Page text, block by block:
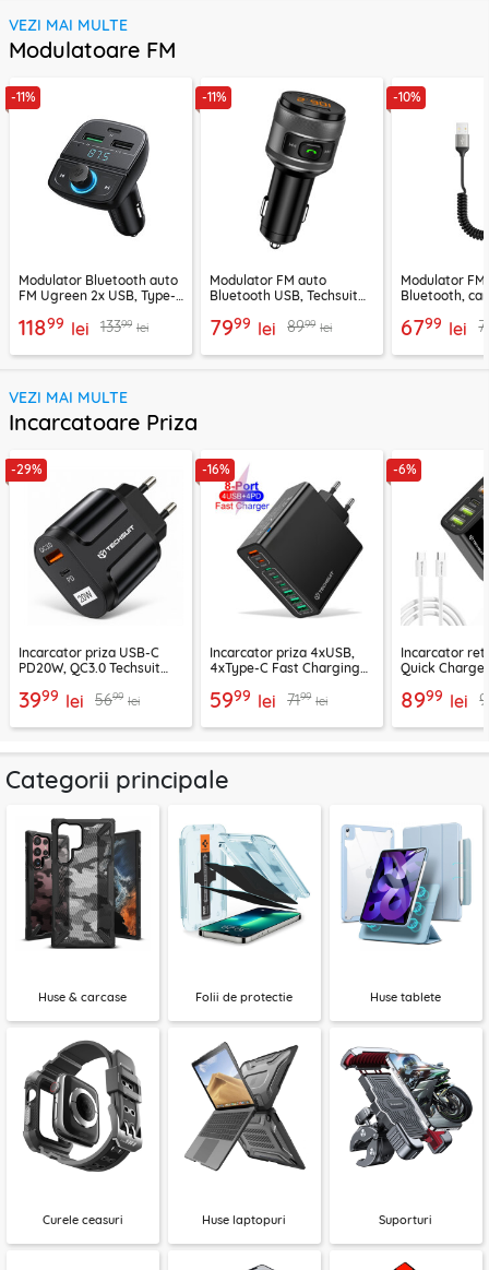
VEZI MAI MULTE
Modulatoare FM
-11%
Modulator Bluetooth auto
FM Ugreen 2x USB, Type-
11899 lei 13399 lei
-11%
Modulator FM auto
Bluetooth USB, Techsuit
7999 lei 8999 lei
-10%
Modulator
Bluetooth,
6799 lei
VEZI MAI MULTE
Incarcatoare Priza
-29%
Incarcator priza USB-C
PD20W, QC3.0 Techsuit
CHPD038
3999 lei 5699 lei
-16%
Incarcator priza 4xUSB,
4xType-C Fast Charging
negru, CHPD224
5999 lei 7199 lei
-6%
Incarcator
Quick Charge
CHC2
8999 lei
Categorii principale
Huse & carcase Folii de protectie Huse tablete
Curele ceasuri Huse laptopuri Suporturi